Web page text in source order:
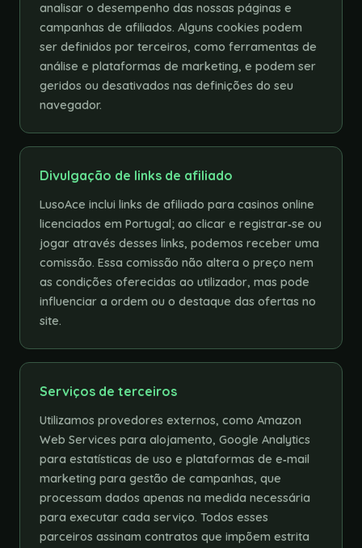
analisar o desempenho das nossas páginas e
campanhas de afiliados. Alguns cookies podem
ser definidos por terceiros, como ferramentas de
análise e plataformas de marketing, e podem ser
geridos ou desativados nas definições do seu
navegador.
Divulgação de links de afiliado
LusoAce inclui links de afiliado para casinos online
licenciados em Portugal; ao clicar e registrar‑se ou
jogar através desses links, podemos receber uma
comissão. Essa comissão não altera o preço nem
as condições oferecidas ao utilizador, mas pode
influenciar a ordem ou o destaque das ofertas no
site.
Serviços de terceiros
Utilizamos provedores externos, como Amazon
Web Services para alojamento, Google Analytics
para estatísticas de uso e plataformas de e‑mail
marketing para gestão de campanhas, que
processam dados apenas na medida necessária
para executar cada serviço. Todos esses
parceiros assinam contratos que impõem estrita